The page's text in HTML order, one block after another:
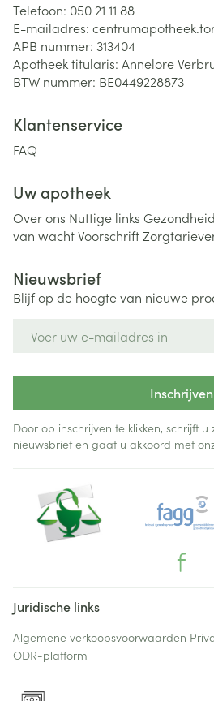
Telefoon: 050 21 11 88
E-mailadres:
APB nummer: 313404
Apotheek titularis: Annelore
BTW nummer: BE0449228873
Klantenservice
FAQ
Uw apotheek
Over ons Nuttige links
van wachtVoorschrift
Nieuwsbrief
Blijf op de hoogte van nieuwe
Inschrijven
Door op inschrijven te klikken, schrijft
nieuwsbrief en gaat u akkoord met
Juridische links
Algemene verkoopsvoorwaarden
ODR-platform